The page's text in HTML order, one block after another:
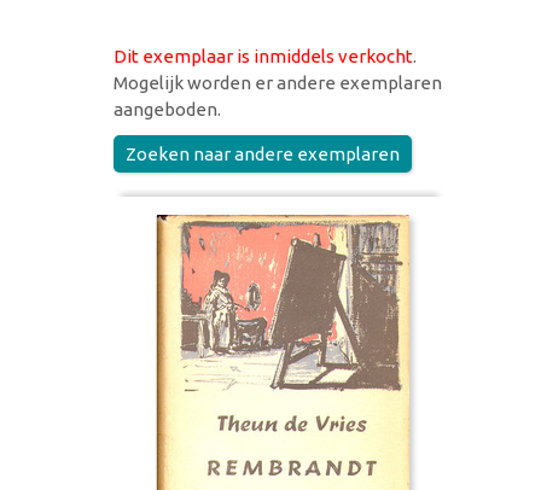
Dit exemplaar is inmiddels verkocht.
Mogelijk worden er andere exemplaren
aangeboden.
Zoeken naar andere exemplaren